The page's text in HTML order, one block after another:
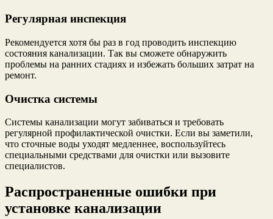
Регулярная инспекция
Рекомендуется хотя бы раз в год проводить инспекцию
состояния канализации. Так вы сможете обнаружить
проблемы на ранних стадиях и избежать больших затрат на
ремонт.
Очистка системы
Системы канализации могут забиваться и требовать
регулярной профилактической очистки. Если вы заметили,
что сточные воды уходят медленнее, воспользуйтесь
специальными средствами для очистки или вызовите
специалистов.
Распространенные ошибки при
установке канализации